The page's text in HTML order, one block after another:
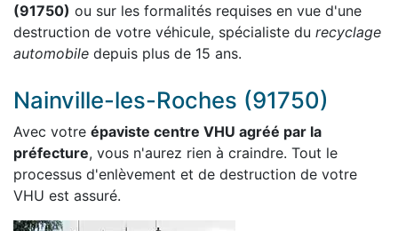
(91750) ou sur les formalités requises en vue d'une
destruction de votre véhicule, spécialiste du recyclage
automobile depuis plus de 15 ans.
Nainville-les-Roches (91750)
Avec votre épaviste centre VHU agréé par la
préfecture, vous n'aurez rien à craindre. Tout le
processus d'enlèvement et de destruction de votre
VHU est assuré.